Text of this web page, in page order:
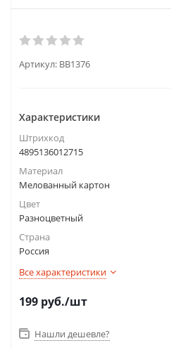
Артикул: ВВ1376
Характеристики
Штрихкод
4895136012715
Материал
Мелованный картон
Цвет
Разноцветный
Страна
Россия
Все характеристики
199 руб./шт
Нашли дешевле?